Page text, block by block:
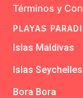
Términos y
PLAYAS
Islas Maldivas
Islas Seychelles
Bora Bora